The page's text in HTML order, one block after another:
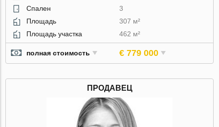
Спален
3
Площадь
307 м²
Площадь участка
462 м²
полная стоимость € 779 000
ПРОДАВЕЦ